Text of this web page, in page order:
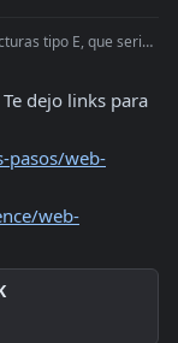
se puede usar el código 061 para hacer la factura?
dejo links para
pasos/web-
web-